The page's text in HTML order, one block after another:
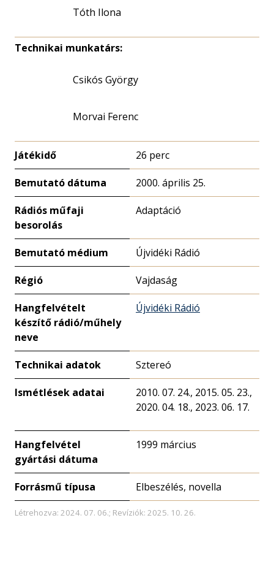
Tóth Ilona
Technikai munkatárs:
Csikós György
Morvai Ferenc
Játékidő 26 perc
Bemutató dátuma 2000. április 25.
Rádiós műfaji
besorolás
Adaptáció
Bemutató médium Újvidéki Rádió
Régió Vajdaság
Hangfelvételt
készítő rádió/műhely
neve
Újvidéki Rádió
Technikai adatok Sztereó
Ismétlések adatai
2010. 07. 24., 2015. 05. 23.,
2020. 04. 18., 2023. 06. 17.
Hangfelvétel
gyártási dátuma
1999 március
Forrásmű típusa Elbeszélés, novella
Létrehozva: 2024. 07. 06.; Revíziók: 2025. 10. 26.